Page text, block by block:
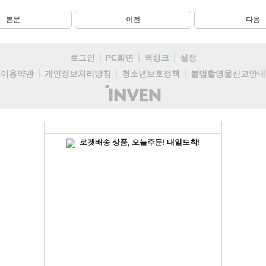
본문 이전 다음
로그인 PC화면 퀵링크
설정
이용약관
개인정보처리방침 청소년보호정책
불법촬영물신고안내
(주)
인